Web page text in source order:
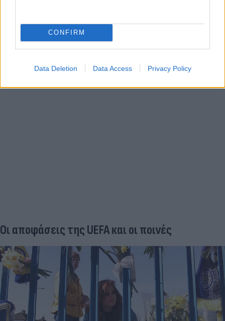
CONFIRM
Data Deletion Data Access Privacy Policy
Οι αποφάσεις της UEFA και οι ποινές